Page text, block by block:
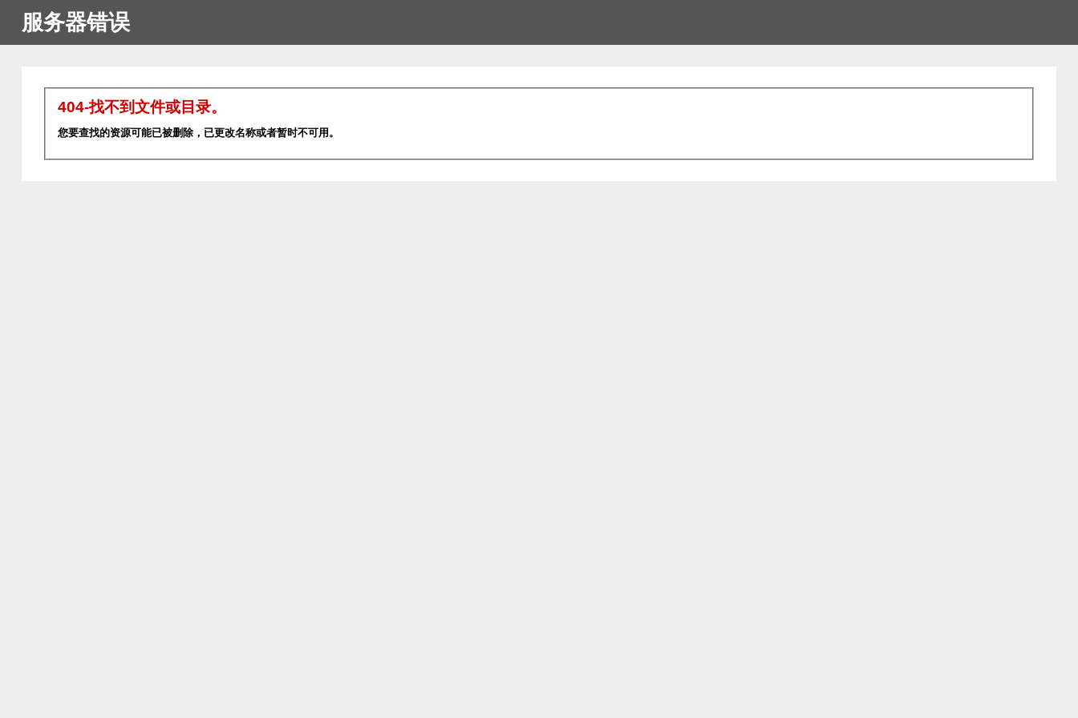
服务器错误
404-找不到文件或目录。
您要查找的资源可能已被删除，已更改名称或者暂时不可用。